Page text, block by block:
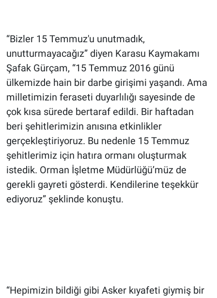
“Bizler 15 Temmuz'u unutmadık,
unutturmayacağız” diyen Karasu Kaymakamı
Şafak Gürçam, “15 Temmuz 2016 günü
ülkemizde hain bir darbe girişimi yaşandı. Ama
milletimizin feraseti duyarlılığı sayesinde de
çok kısa sürede bertaraf edildi. Bir haftadan
beri şehitlerimizin anısına etkinlikler
gerçekleştiriyoruz. Bu nedenle 15 Temmuz
şehitlerimiz için hatıra ormanı oluşturmak
istedik. Orman İşletme Müdürlüğü’müz de
gerekli gayreti gösterdi. Kendilerine teşekkür
ediyoruz” şeklinde konuştu.
“Hepimizin bildiği gibi Asker kıyafeti giymiş bir